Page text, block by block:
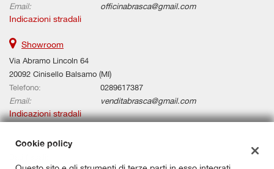
Email:
officinabrasca@gmail.com
Indicazioni stradali
Showroom
Via Abramo Lincoln 64
20092 Cinisello Balsamo (MI)
Telefono:
0289617387
Email:
venditabrasca@gmail.com
Indicazioni stradali
Cookie policy